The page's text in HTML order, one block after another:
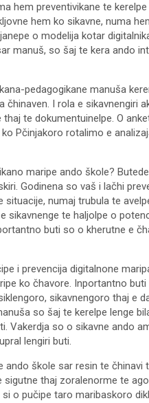
hem preventivikane te
hem ko sikavne, numa
o modelija kotar
manuš, so šaj te kera ando
pedagogikane manuša
I rola e sikavnengiri
te dokumentuinelpe. O
Pčinjakoro rotalimo e
maripe ando škole?
Godinena so vaš i lačhi
numaj trubula te
sikavnenge te haljolpe o
buti so o kherutne e
i prevencija digitalnone
ko čhavore. Inportantno
sikavnengoro thaj e
so šaj te kerelpe lenge
Vakerdja so o sikavne ando
lengiri buti.
ando škole sar resin te čhinavi
thaj zoralenorme te
o pučipe taro maribaskoro